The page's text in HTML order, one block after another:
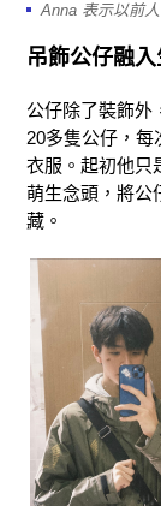
Anna 表示以前
吊飾公仔融
公仔除了裝飾外
20多隻公仔，
衣服。起初他只
萌生念頭，將公
藏。